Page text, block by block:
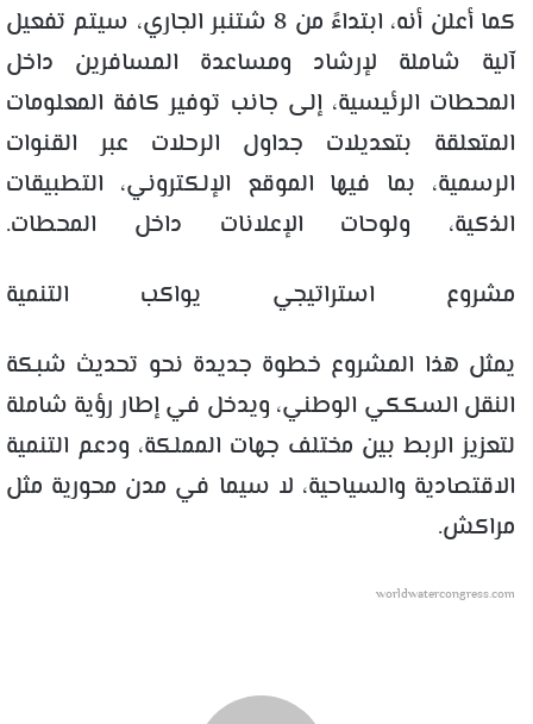
كما أعلن أنه، ابتداءً من 8 شتنبر الجاري، سيتم تفعيل
آلية شاملة لإرشاد ومساعدة المسافرين داخل
المحطات الرئيسية، إلى جانب توفير كافة المعلومات
المتعلقة بتعديلات جداول الرحلات عبر القنوات
الرسمية، بما فيها الموقع الإلكتروني، التطبيقات
الذكية، ولوحات الإعلانات داخل المحطات.
مشروع استراتيجي يواكب التنمية
يمثل هذا المشروع خطوة جديدة نحو تحديث شبكة
النقل السككي الوطني، ويدخل في إطار رؤية شاملة
لتعزيز الربط بين مختلف جهات المملكة، ودعم التنمية
الاقتصادية والسياحية، لا سيما في مدن محورية مثل
مراكش.
worldwatercongress.com